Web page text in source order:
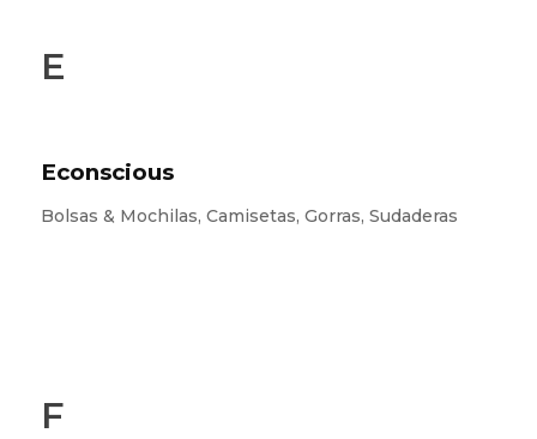
E
Econscious
Bolsas & Mochilas, Camisetas, Gorras, Sudaderas
F